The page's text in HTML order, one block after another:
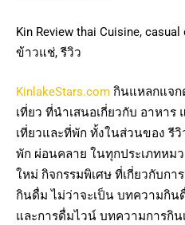
Kin Review thai Cuisine,
ข้าวแช่, รีวิว
KinlakeStars.com กินแหลกแจก
เที่ยว ที่นำเสนอเกี่ยวกับ อาหาร
เที่ยวและที่พัก ทั้งในส่วนของ รี
พัก ผ่อนคลาย ในทุกประเภทหม
ใหม่ กิจกรรมพิเศษ ที่เกี่ยวกับก
กินดื่ม ไม่ว่าจะเป็น บทความกิน
และการดื่มไวน์ บทความการกิ